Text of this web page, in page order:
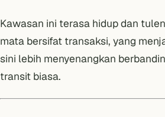
Kawasan ini terasa hidup dan
mata bersifat transaksi, yang
sini lebih menyenangkan
transit biasa.